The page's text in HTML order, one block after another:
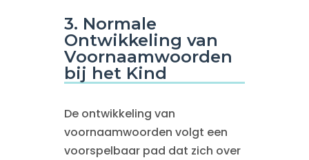
3. Normale
Ontwikkeling van
Voornaamwoorden
bij het Kind
De ontwikkeling van
voornaamwoorden volgt een
voorspelbaar pad dat zich over